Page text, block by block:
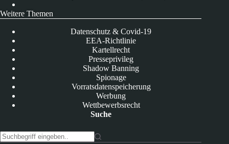
Weitere Themen
Datenschutz & Covid-19
EEA-Richtlinie
Kartellrecht
Presseprivileg
Shadow Banning
Spionage
Vorratsdatenspeicherung
Werbung
Wettbewerbsrecht
Suche